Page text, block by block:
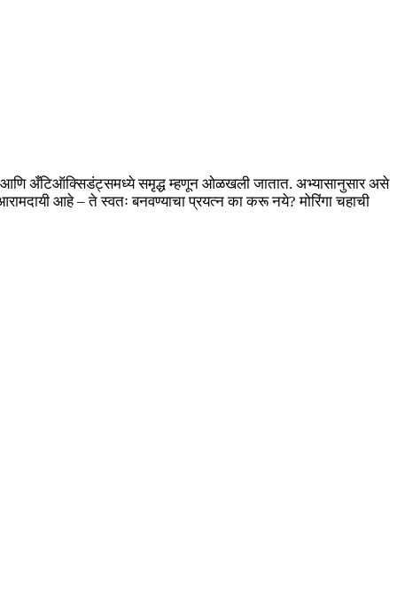
आणि अँटिऑक्सिडंट्समध्ये समृद्ध म्हणून ओळखली जातात. अभ्यासानुसार असे
आहे – ते स्वतः बनवण्याचा प्रयत्न का करू नये? मोरिंगा चहाची